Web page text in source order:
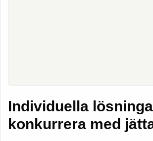
Individuella
konkurrera med